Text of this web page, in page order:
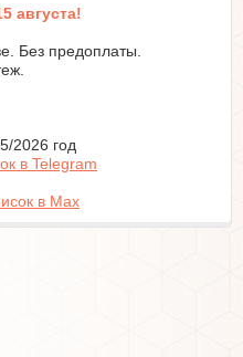
августа!
Без предоплаты.
2026 год
в Telegram
в Max